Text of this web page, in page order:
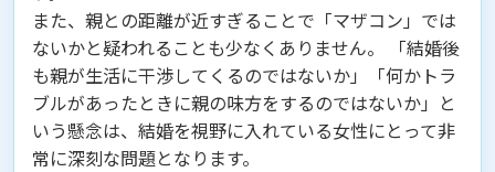
また、親との距離が近すぎることで「マザコン」では
ないかと疑われることも少なくありません。 「結婚後
も親が生活に干渉してくるのではないか」「何かトラ
ブルがあったときに親の味方をするのではないか」と
いう懸念は、結婚を視野に入れている女性にとって非
常に深刻な問題となります。